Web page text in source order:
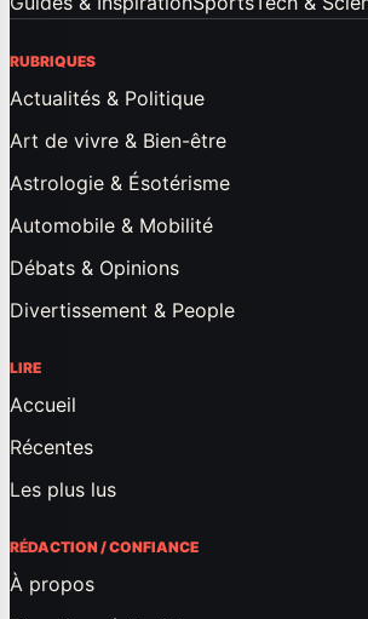
RUBRIQUES
Actualités & Politique
Art de vivre & Bien-être
Astrologie & Ésotérisme
Automobile & Mobilité
Débats & Opinions
Divertissement & People
LIRE
Accueil
Récentes
Les plus lus
RÉDACTION / CONFIANCE
À propos